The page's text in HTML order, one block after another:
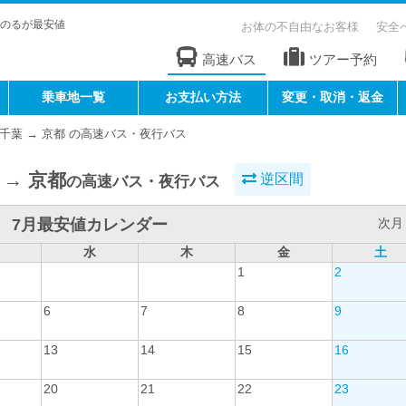
るが最安値 お体の不自由なお客様 安全
高速バス ツアー予約
乗車地一覧 お支払い方法 変更・取消・返金
千葉 → 京都 の高速バス・夜行バス
→ 京都の高速バス・夜行バス 逆区間
7月最安値カレンダー
次月
水
木 金
土
1
2
6 7 8 9
13 14 15 16
20 21 22 23